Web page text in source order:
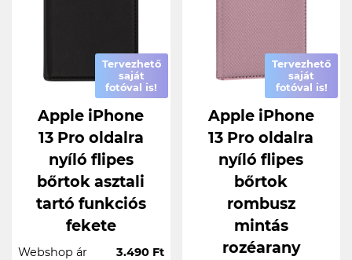
Tervezhető
saját
fotóval is!
Apple iPhone
13 Pro oldalra
nyíló flipes
bőrtok asztali
tartó funkciós
fekete
Webshop ár
3.490 Ft
Tervezhető
saját
fotóval is!
Apple iPhone
13 Pro oldalra
nyíló flipes
bőrtok
rombusz
mintás
rozéarany